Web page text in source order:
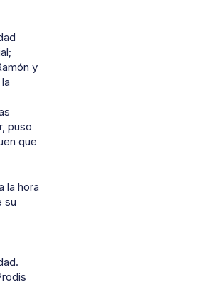
y
puso
que
la hora
su